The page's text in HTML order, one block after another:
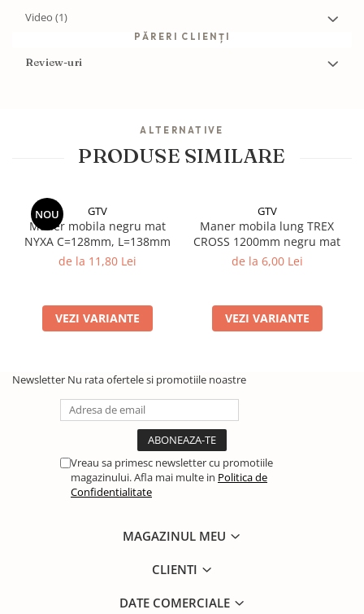
Video (1)
PĂRERI CLIENȚI
Review-uri
ALTERNATIVE
PRODUSE SIMILARE
NOU GTV
Maner mobila negru mat
NYXA C=128mm, L=138mm
de la 11,80 Lei
VEZI VARIANTE
GTV
Maner mobila lung TREX
CROSS 1200mm negru mat
de la 6,00 Lei
VEZI VARIANTE
Newsletter Nu rata ofertele si promotiile noastre
Vreau sa primesc newsletter cu promotiile
magazinului. Afla mai multe in Politica de
Confidentialitate
MAGAZINUL MEU
CLIENTI
DATE COMERCIALE